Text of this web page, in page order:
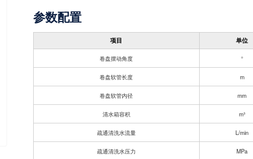
参数配置
项目 单位
卷盘摆动角度 °
卷盘软管长度 m
卷盘软管内径 mm
清水箱容积 m³
疏通清洗水流量 L/min
疏通清洗水压力 MPa